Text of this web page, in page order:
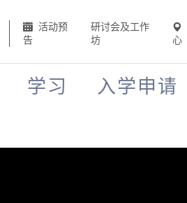
活动预
告
研讨会及工作
坊
心
学习 入学申请